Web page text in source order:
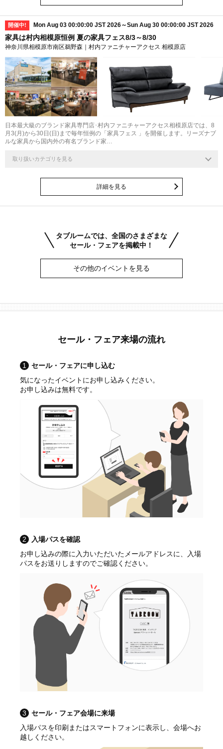
開催中! Mon Aug 03 00:00:00 JST 2026～Sun Aug 30 00:00:00 JST 2026
家具は村内相模原恒例 夏の家具フェス8/3～8/30
神奈川県相模原市南区鵜野森｜村内ファニチャーアクセス 相模原店
日本最大級のブランド家具専門店･村内ファニチャーアクセス相模原店では、8
月3(月)から30日(日)まで毎年恒例の「家具フェス 」を開催します。リーズナブ
ルな家具から国内外の有名ブランド家…
取り扱いカテゴリを見る
詳細を見る
タブルームでは、全国のさまざまな
セール・フェアを掲載中！
その他のイベントを見る
セール・フェア来場の流れ
1
セール・フェアに申し込む
気になったイベントにお申し込みください。
お申し込みは無料です。
2
入場パスを確認
お申し込みの際に入力いただいたメールアドレスに、入場
パスをお送りしますのでご確認ください。
3
セール・フェア会場に来場
入場パスを印刷またはスマートフォンに表示し、会場へお
越しください。